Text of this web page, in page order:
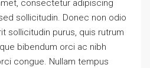
consectetur adipiscing
sollicitudin. Donec non odio
sollicitudin purus, quis rutrum
bibendum orci ac nibh
congue. Nullam tempus